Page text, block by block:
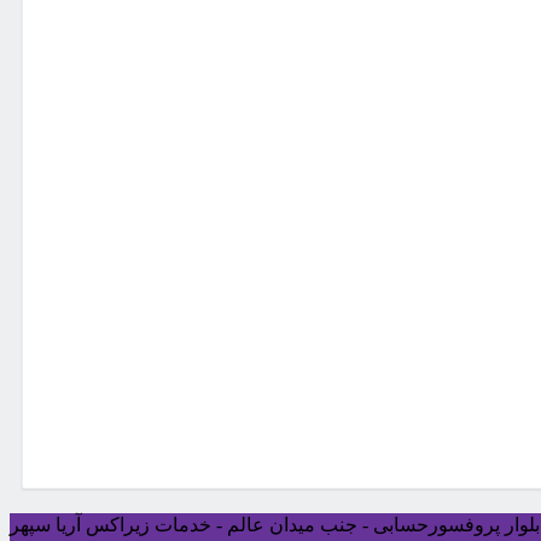
بلوار پروفسورحسابی - جنب میدان عالم - خدمات زیراکس آریا سپهر